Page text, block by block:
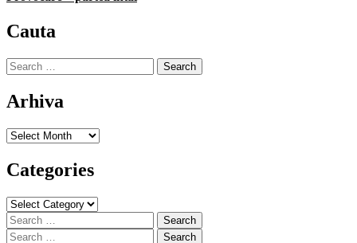
Cauta
Search
for:
Arhiva
Arhiva
Categories
Categories
Search
for:
Search